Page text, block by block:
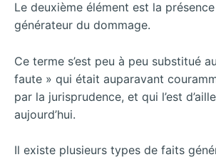
Le deuxième élément est la présence
générateur du dommage.
Ce terme s’est peu à peu substitué
faute » qui était auparavant
par la jurisprudence, et qui l’est
aujourd’hui.
Il existe plusieurs types de faits